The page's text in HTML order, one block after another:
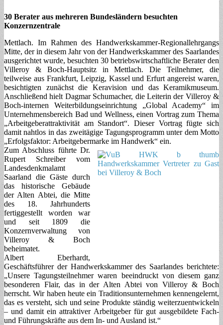
30 Berater aus mehreren Bundesländern besuchten
Konzernzentrale
Mettlach. Im Rahmen des Handwerkskammer-Regionallehrgangs
Mitte, der in diesem Jahr von der Handwerkskammer des Saarlandes
ausgerichtet wurde, besuchten 30 betriebswirtschaftliche Berater den
Villeroy & Boch-Hauptsitz in Mettlach. Die Teilnehmer, die
teilweise aus Frankfurt, Leipzig, Kassel und Erfurt angereist waren,
besichtigten zunächst die Keravision und das Keramikmuseum.
Anschließend hielt Dagmar Schumacher, die Leiterin der Villeroy &
Boch-internen Weiterbildungseinrichtung „Global Academy“ im
Unternehmensbereich Bad und Wellness, einen Vortrag zum Thema
„Arbeitgeberattraktivität am Standort“. Dieser Vortrag fügte sich
damit nahtlos in das zweitägige Tagungsprogramm unter dem Motto
„Erfolgsfaktor: Arbeitgebermarke im Handwerk“ ein.
Zum Abschluss führte Dr.
Rupert Schreiber vom
Landesdenkmalamt
Saarland die Gäste durch
das historische Gebäude
der Alten Abtei, die Mitte
des 18. Jahrhunderts
fertiggestellt worden war
und seit 1809 die
Konzernverwaltung von
Villeroy & Boch
beheimatet.
Albert Eberhardt,
Geschäftsführer der Handwerkskammer des Saarlandes berichtete:
„Unsere Tagungsteilnehmer waren beeindruckt von diesem ganz
besonderen Flair, das in der Alten Abtei von Villeroy & Boch
herrscht. Wir haben heute ein Traditionsunternehmen kennengelernt,
das es versteht, sich und seine Produkte ständig weiterzuentwickeln
– und damit ein attraktiver Arbeitgeber für gut ausgebildete Fach-
und Führungskräfte aus dem In- und Ausland ist.“